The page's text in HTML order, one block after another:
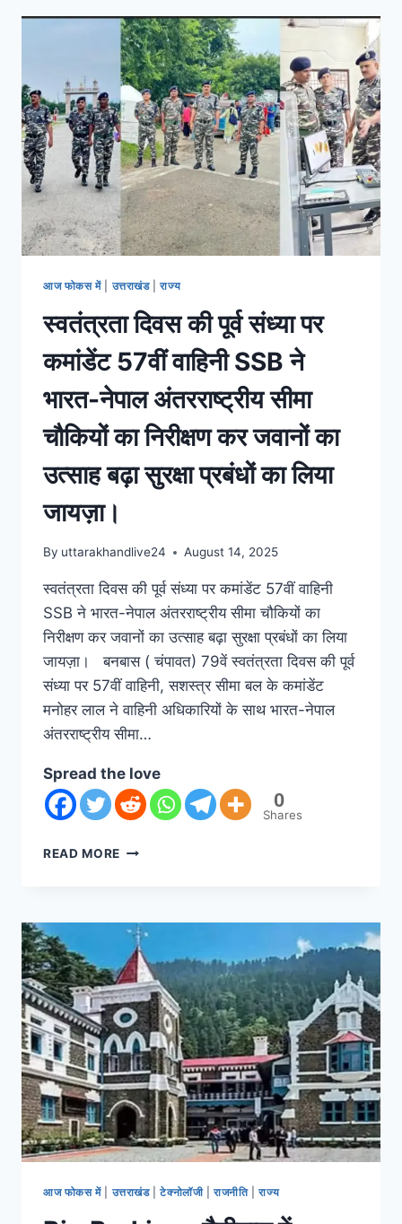
आज फोकस में| उत्तराखंड|राज्य
स्वतंत्रता दिवस की पूर्व संध्या पर
कमांडेंट 57वीं वाहिनी SSB ने
भारत-नेपाल अंतरराष्ट्रीय सीमा
चौकियों का निरीक्षण कर जवानों का
उत्साह बढ़ा सुरक्षा प्रबंधों का लिया
जायज़ा।
By uttarakhandlive24 August 14, 2025
स्वतंत्रता दिवस की पूर्व संध्या पर कमांडेंट 57वीं वाहिनी
SSB ने भारत-नेपाल अंतरराष्ट्रीय सीमा चौकियों का
निरीक्षण कर जवानों का उत्साह बढ़ा सुरक्षा प्रबंधों का लिया
जायज़ा। बनबास ( चंपावत) 79वें स्वतंत्रता दिवस की पूर्व
संध्या पर 57वीं वाहिनी, सशस्त्र सीमा बल के कमांडेंट
मनोहर लाल ने वाहिनी अधिकारियों के साथ भारत-नेपाल
अंतरराष्ट्रीय सीमा…
Spread the love
0
Shares
READ MORE
आज फोकस में| उत्तराखंड|टेक्नोलॉजी|राजनीति|राज्य